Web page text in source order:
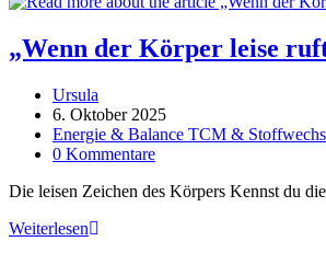
„Wenn der Körper leise
Ursula
6. Oktober 2025
Energie & Balance TCM &
0 Kommentare
Die leisen Zeichen des Körpers Kennst du
Weiterlesen